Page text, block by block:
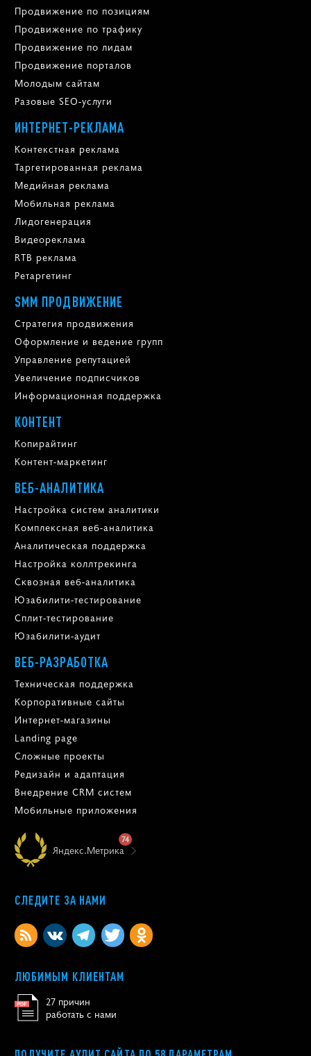
Продвижение по позициям
Продвижение по трафику
Продвижение по лидам
Продвижение порталов
Молодым сайтам
Разовые SEO-услуги
ИНТЕРНЕТ-РЕКЛАМА
Контекстная реклама
Таргетированная реклама
Медийная реклама
Мобильная реклама
Лидогенерация
Видеореклама
RTB реклама
Ретаргетинг
SMM ПРОДВИЖЕНИЕ
Стратегия продвижения
Оформление и ведение групп
Управление репутацией
Увеличение подписчиков
Информационная поддержка
КОНТЕНТ
Копирайтинг
Контент-маркетинг
ВЕБ-АНАЛИТИКА
Настройка систем аналитики
Комплексная веб-аналитика
Аналитическая поддержка
Настройка коллтрекинга
Сквозная веб-аналитика
Юзабилити-тестирование
Сплит-тестирование
Юзабилити-аудит
ВЕБ-РАЗРАБОТКА
Техническая поддержка
Корпоративные сайты
Интернет-магазины
Landing page
Сложные проекты
Редизайн и адаптация
Внедрение CRM систем
Мобильные приложения
Яндекс.Метрика
74
СЛЕДИТЕ ЗА НАМИ
ЛЮБИМЫМ КЛИЕНТАМ
27 причин
работать с нами